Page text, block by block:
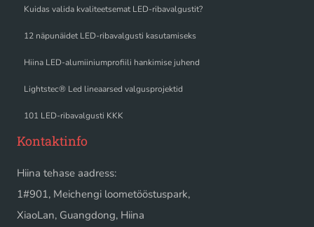
Kuidas valida kvaliteetsemat LED-ribavalgustit?
12 näpunäidet LED-ribavalgusti kasutamiseks
Hiina LED-alumiiniumprofiili hankimise juhend
Lightstec® Led lineaarsed valgusprojektid
101 LED-ribavalgusti KKK
Kontaktinfo
Hiina tehase aadress:
1#901, Meichengi loometööstuspark,
XiaoLan, Guangdong, Hiina